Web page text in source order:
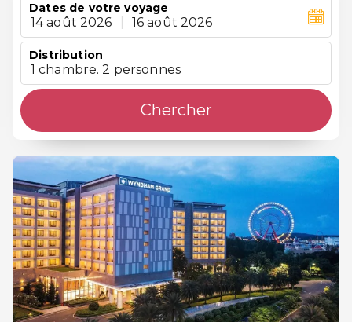
Dates de votre voyage
14 août 2026 16 août 2026
Distribution
1 chambre. 2 personnes
Chercher